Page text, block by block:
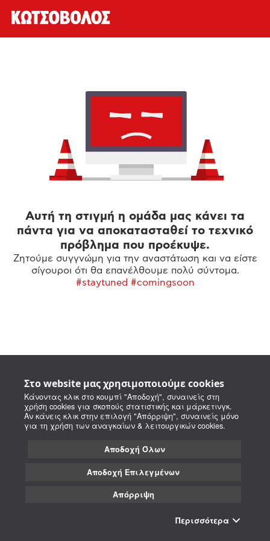
Στο website μας χρησιμοποιούμε cookies
Κάνοντας κλικ στο κουμπί "Αποδοχή", συναινείς στη
χρήση cookies για σκοπούς στατιστικής και μάρκετινγκ.
Αν κάνεις κλικ στην επιλογή "Απόρριψη", συναινείς μόνο
για τη χρήση των αναγκαίων & λειτουργικών cookies.
Αποδοχή Όλων
Αποδοχή Επιλεγμένων
Απόρριψη
Περισσότερα
Αυτή τη στιγμή η ομάδα μας κάνει τα
πάντα για να αποκατασταθεί το τεχνικό
πρόβλημα που προέκυψε.
Ζητούμε συγγνώμη για την αναστάτωση και να είστε
σίγουροι ότι θα επανέλθουμε πολύ σύντομα.
#staytuned #comingsoon